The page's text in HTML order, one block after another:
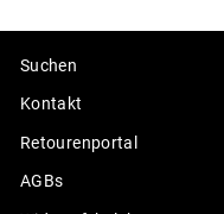
Suchen
Kontakt
Retourenportal
AGBs